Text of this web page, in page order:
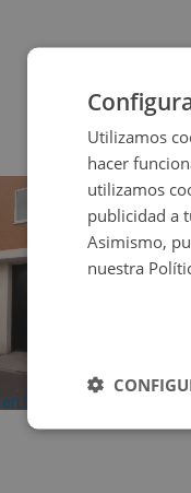
CL S
Utilizamos
hacer
utilizamos
publicidad a
Asimismo,
nuestra